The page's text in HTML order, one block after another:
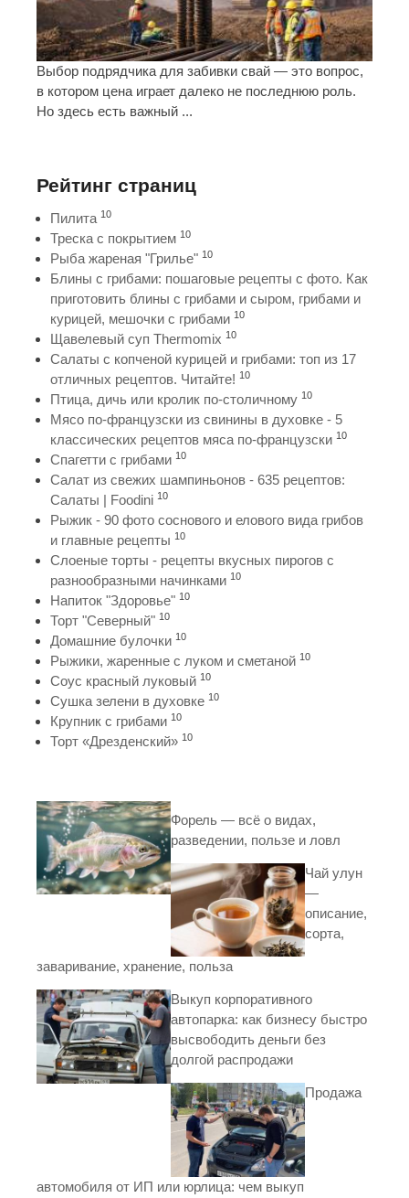
Выбор подрядчика для забивки свай — это вопрос,
в котором цена играет далеко не последнюю роль.
Но здесь есть важный ...
Рейтинг страниц
Пилита 10
Треска с покрытием 10
Рыба жареная "Грилье" 10
Блины с грибами: пошаговые рецепты с фото. Как
приготовить блины с грибами и сыром, грибами и
курицей, мешочки с грибами 10
Щавелевый суп Thermomix 10
Салаты с копченой курицей и грибами: топ из 17
отличных рецептов. Читайте! 10
Птица, дичь или кролик по-столичному 10
Мясо по-французски из свинины в духовке - 5
классических рецептов мяса по-французски 10
Спагетти с грибами 10
Салат из свежих шампиньонов - 635 рецептов:
Салаты | Foodini 10
Рыжик - 90 фото соснового и елового вида грибов
и главные рецепты 10
Слоеные торты - рецепты вкусных пирогов с
разнообразными начинками 10
Напиток "Здоровье" 10
Торт "Северный" 10
Домашние булочки 10
Рыжики, жаренные с луком и сметаной 10
Соус красный луковый 10
Сушка зелени в духовке 10
Крупник с грибами 10
Торт «Дрезденский» 10
Форель — всё о видах,
разведении, пользе и ловл
Чай улун
—
описание,
сорта,
заваривание, хранение, польза
Выкуп корпоративного
автопарка: как бизнесу быстро
высвободить деньги без
долгой распродажи
Продажа
автомобиля от ИП или юрлица: чем выкуп